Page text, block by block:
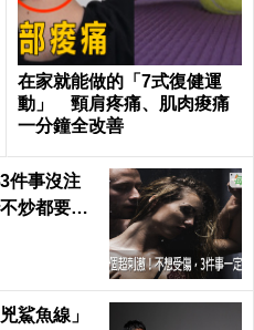
在家就能做的「7式復健運
動」 頸肩疼痛、肌肉痠痛
一分鐘全改善
件事沒注
炒都要怪
鯊魚線」